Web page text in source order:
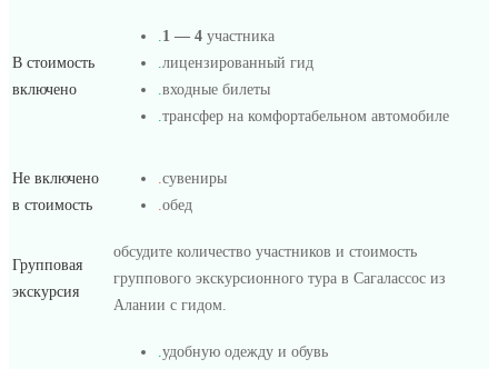
В стоимость
включено
.1 — 4 участника
.лицензированный гид
.входные билеты
.трансфер на комфортабельном автомобиле
Не включено
в стоимость
.сувениры
.обед
Групповая
экскурсия
обсудите количество участников и стоимость
группового экскурсионного тура в Сагалассос из
Алании с гидом.
.удобную одежду и обувь